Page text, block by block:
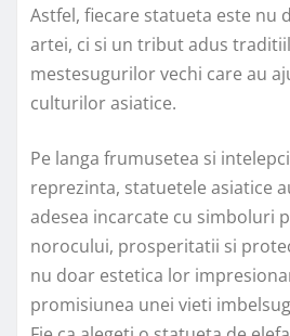
Astfel, fiecare statueta este nu
artei, ci si un tribut adus
mestesugurilor vechi care au
culturilor asiatice.
Pe langa frumusetea si
reprezinta, statuetele asiatice
adesea incarcate cu simboluri
norocului, prosperitatii si
nu doar estetica lor
promisiunea unei vieti